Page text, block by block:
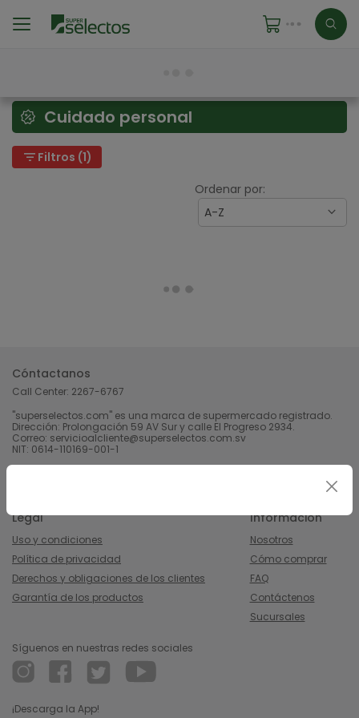
Cuidado personal
filter_list Filtros (1)
Ordenar por:
A-Z
Cóntactanos
Call Center: 2267-6767
"superselectos.com" es una marca de supermercado registrado.
Dirección: Prolongación 59 AV Sur y calle El Progreso 2934.
Correo: servicioalcliente@superselectos.com.sv
NIT: 0614-110169-001-1
Legal
Uso y condiciones
Política de privacidad
Derechos y obligaciones de los clientes
Garantía de los productos
Información
Nosotros
Cómo comprar
FAQ
Contáctenos
Sucursales
Síguenos en nuestras redes sociales
¡Descarga la App!